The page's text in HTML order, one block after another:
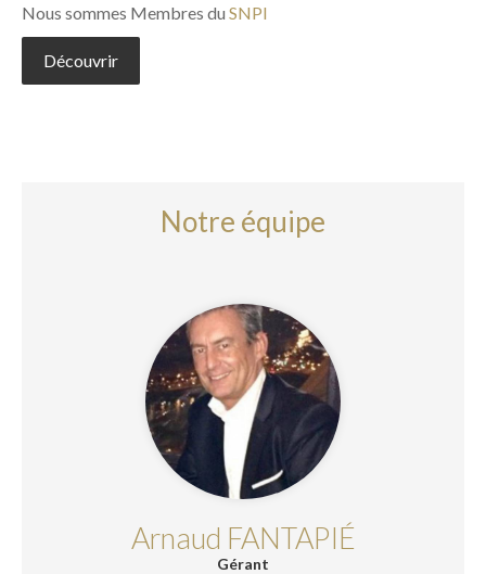
Nous sommes Membres du SNPI
Découvrir
Notre équipe
Arnaud FANTAPIÉ
Gérant